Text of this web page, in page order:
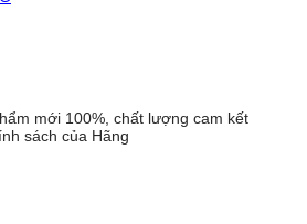
mới 100%, chất lượng cam kết
sách của Hãng